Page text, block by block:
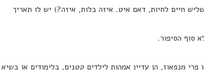
חיים לחיות, דאם איט. איזה בלות, איזה?) יש לו תאריך
או פרי מנפאוז, הן עדיין אמהות לילדים קטנים, בלימודים או בשיא